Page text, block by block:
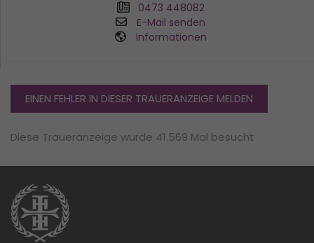
0473 448082
E-Mail senden
Informationen
EINEN FEHLER IN DIESER TRAUERANZEIGE MELDEN
Diese Traueranzeige wurde 41.569 Mal besucht